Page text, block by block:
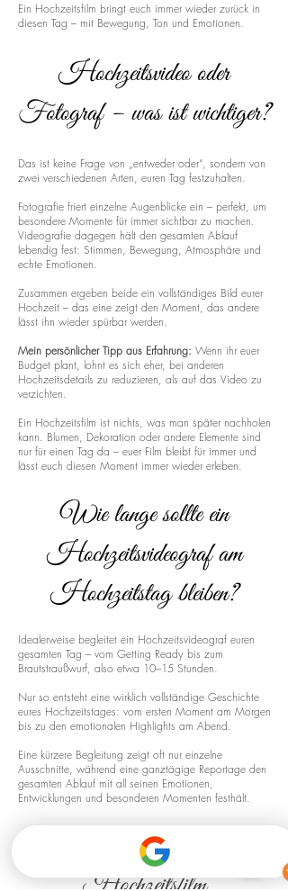
Ein Hochzeitsfilm bringt euch immer wieder zurück in
diesen Tag – mit Bewegung, Ton und Emotionen.
Hochzeitsvideo oder
Fotograf – was ist wichtiger?
Das ist keine Frage von „entweder oder“, sondern von
zwei verschiedenen Arten, euren Tag festzuhalten.
Fotografie friert einzelne Augenblicke ein – perfekt, um
besondere Momente für immer sichtbar zu machen.
Videografie dagegen hält den gesamten Ablauf
lebendig fest: Stimmen, Bewegung, Atmosphäre und
echte Emotionen.
Zusammen ergeben beide ein vollständiges Bild eurer
Hochzeit – das eine zeigt den Moment, das andere
lässt ihn wieder spürbar werden.
Mein persönlicher Tipp aus Erfahrung: Wenn ihr euer
Budget plant, lohnt es sich eher, bei anderen
Hochzeitsdetails zu reduzieren, als auf das Video zu
verzichten.
Ein Hochzeitsfilm ist nichts, was man später nachholen
kann. Blumen, Dekoration oder andere Elemente sind
nur für einen Tag da – euer Film bleibt für immer und
lässt euch diesen Moment immer wieder erleben.
Wie lange sollte ein
Hochzeitsvideograf am
Hochzeitstag bleiben?
Idealerweise begleitet ein Hochzeitsvideograf euren
gesamten Tag – vom Getting Ready bis zum
Brautstraußwurf, also etwa 10–15 Stunden.
Nur so entsteht eine wirklich vollständige Geschichte
eures Hochzeitstages: vom ersten Moment am Morgen
bis zu den emotionalen Highlights am Abend.
Eine kürzere Begleitung zeigt oft nur einzelne
Ausschnitte, während eine ganztägige Reportage den
gesamten Ablauf mit all seinen Emotionen,
Entwicklungen und besonderen Momenten festhält.
Drohnenaufnahmen für euren